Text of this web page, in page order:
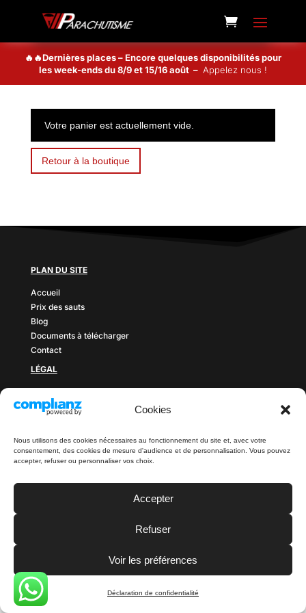
Cookies
Nous utilisons des cookies nécessaires au fonctionnement du site et, avec votre
consentement, des cookies de mesure d'audience et de personnalisation. Vous pouvez
accepter, refuser ou personnaliser vos choix.
Accepter
Refuser
Voir les préférences
Déclaration de confidentialité
🔥🔥Dernières places – Encore quelques disponibilités pour
les week-ends du 8/9 et 15/16 août – Appelez nous !
Votre panier est actuellement vide.
Retour à la boutique
PLAN DU SITE
Accueil
Prix des sauts
Blog
Documents à télécharger
Contact
LÉGAL
Mentions légales
VIP-Parachutisme – 2026 – Tous droits réservés